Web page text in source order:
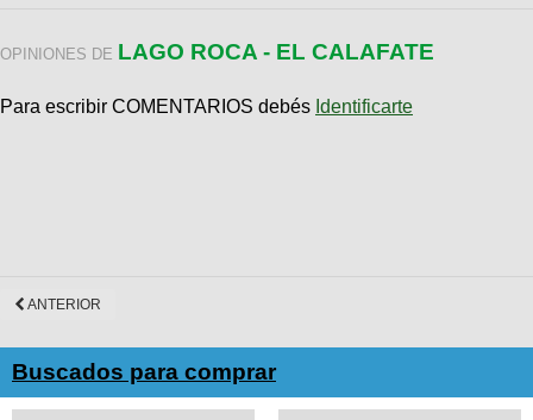
OPINIONES DE LAGO ROCA - EL CALAFATE
Para escribir COMENTARIOS debés Identificarte
ANTERIOR
Buscados para comprar